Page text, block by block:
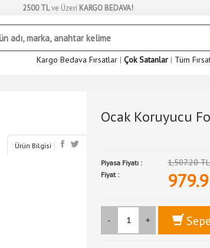
2500 TLve Üzeri KARGO BEDAVA!
Kargo Bedava Fırsatlar | Çok Satanlar | Tüm
Ürün Bilgisi
Ocak Koruyucu
Piyasa Fiyatı : 1,507.20 TL
Fiyat :
- +